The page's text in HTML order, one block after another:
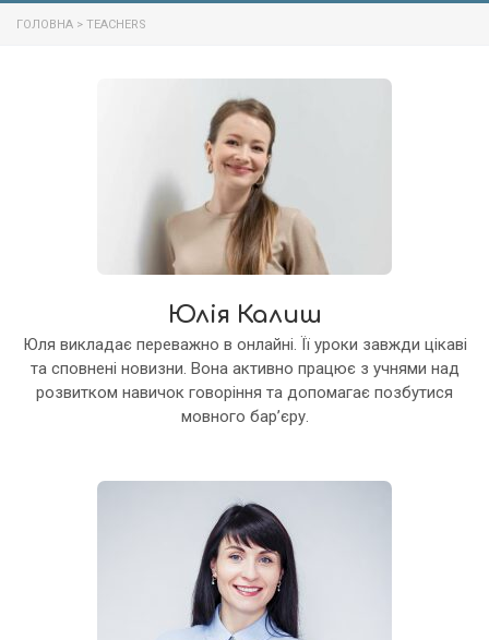
ГОЛОВНА > TEACHERS
Юлія Калиш
Юля викладає переважно в онлайні. Її уроки завжди цікаві
та сповнені новизни. Вона активно працює з учнями над
розвитком навичок говоріння та допомагає позбутися
мовного бар’єру.